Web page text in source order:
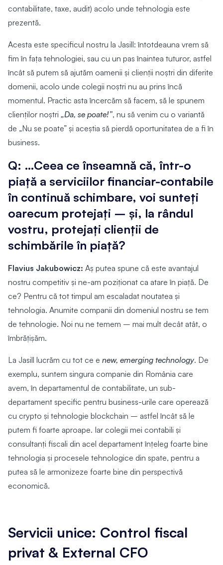
contabilitate, taxe, audit) acolo unde tehnologia este
prezentă.
Acesta este specificul nostru la Jasill: întotdeauna vrem să
fim în fața tehnologiei, sau cu un pas înaintea tuturor, astfel
încât să putem să ajutăm oamenii și clienții noștri din diferite
domenii, acolo unde colegii noștri nu au prins încă
momentul. Practic asta încercăm să facem, să le spunem
clienților noștri „Da, se poate!”, nu să venim cu o variantă
de „Nu se poate” și aceștia să pierdă oportunitatea de a fi în
business.
Q: …Ceea ce înseamnă că, într-o
piață a serviciilor financiar-contabile
în continuă schimbare, voi sunteți
oarecum protejați – și, la rândul
vostru, protejați clienții de
schimbările în piață?
Flavius Jakubowicz: Aș putea spune că este avantajul
nostru competitiv și ne-am poziționat ca atare în piață. De
ce? Pentru că tot timpul am escaladat noutatea și
tehnologia. Anumite companii din domeniul nostru se tem
de tehnologie. Noi nu ne temem – mai mult decât atât, o
îmbrățișăm.
La Jasill lucrăm cu tot ce e new, emerging technology. De
exemplu, suntem singura companie din România care
avem, în departamentul de contabilitate, un sub-
departament specific pentru business-urile care operează
cu crypto și tehnologie blockchain – astfel încât să le
putem fi foarte aproape. Iar colegii mei contabili și
consultanți fiscali din acel departament înțeleg foarte bine
tehnologia și procesele tehnologice din spate, pentru a
putea să le armonizeze foarte bine din perspectivă
economică.
Servicii unice: Control fiscal
privat & External CFO